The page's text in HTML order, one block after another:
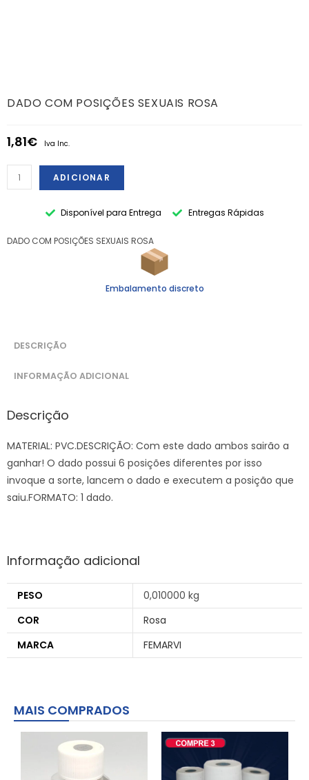
DADO COM POSIÇÕES SEXUAIS ROSA
1,81€ Iva Inc.
ADICIONAR
Disponível para Entrega Entregas Rápidas
DADO COM POSIÇÕES SEXUAIS ROSA
Embalamento discreto
DESCRIÇÃO
INFORMAÇÃO ADICIONAL
Descrição
MATERIAL: PVC.DESCRIÇÃO: Com este dado ambos sairão a
ganhar! O dado possui 6 posições diferentes por isso
invoque a sorte, lancem o dado e executem a posição que
saiu.FORMATO: 1 dado.
Informação adicional
PESO
0,010000 kg
COR
Rosa
MARCA
FEMARVI
MAIS COMPRADOS